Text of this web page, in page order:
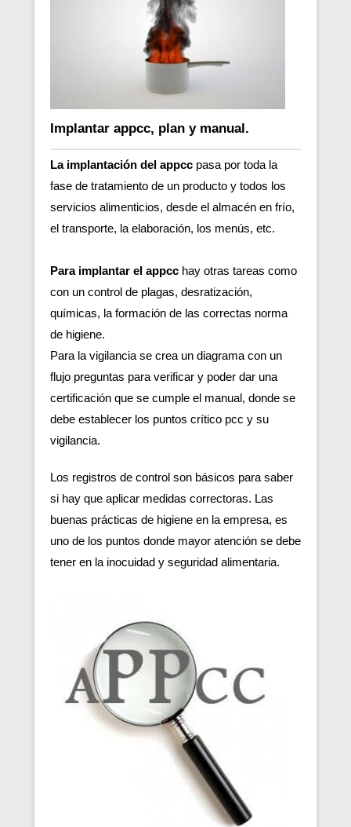
Implantar appcc, plan y manual.
La implantación del appcc pasa por toda la
fase de tratamiento de un producto y todos los
servicios alimenticios, desde el almacén en frío,
el transporte, la elaboración, los menús, etc.
Para implantar el appcc hay otras tareas como
con un control de plagas, desratización,
químicas, la formación de las correctas norma
de higiene.
Para la vigilancia se crea un diagrama con un
flujo preguntas para verificar y poder dar una
certificación que se cumple el manual, donde se
debe establecer los puntos crítico pcc y su
vigilancia.
Los registros de control son básicos para saber
si hay que aplicar medidas correctoras. Las
buenas prácticas de higiene en la empresa, es
uno de los puntos donde mayor atención se debe
tener en la inocuidad y seguridad alimentaria.